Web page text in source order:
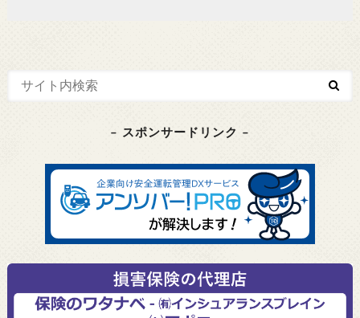
– スポンサードリンク –